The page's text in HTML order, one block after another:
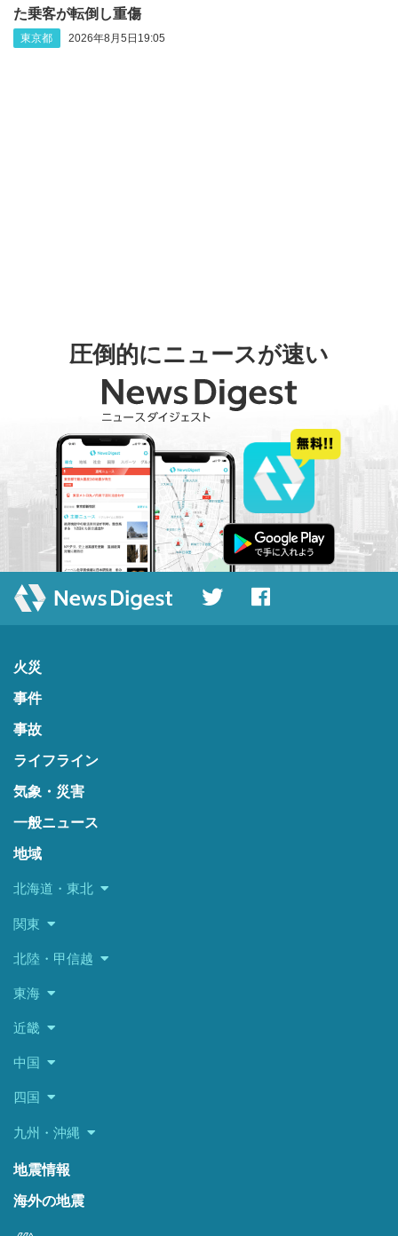
た乗客が転倒し重傷
東京都 2026年8月5日19:05
圧倒的にニュースが速い
火災
事件
事故
ライフライン
気象・災害
一般ニュース
地域
北海道・東北
関東
北陸・甲信越
東海
近畿
中国
四国
九州・沖縄
地震情報
海外の地震